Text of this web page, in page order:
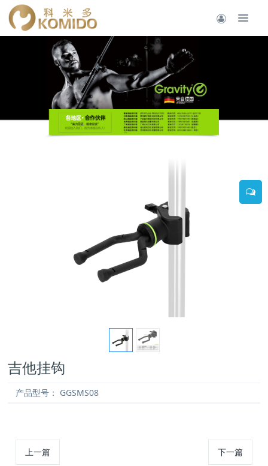
吉他挂钩
产品型号： GGSMS08
上一篇 下一篇